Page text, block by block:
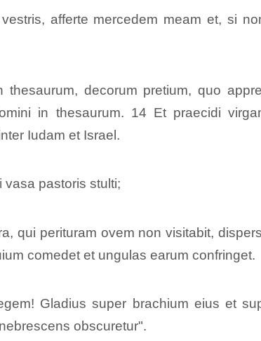
afferte mercedem meam et, si
decorum pretium, quo
in thesaurum. 14 Et praecidi
Iudam et Israel.
vasa pastoris stulti;
qui perituram ovem non visitabit,
comedet et ungulas earum confringet.
Gladius super brachium eius et
obscuretur".